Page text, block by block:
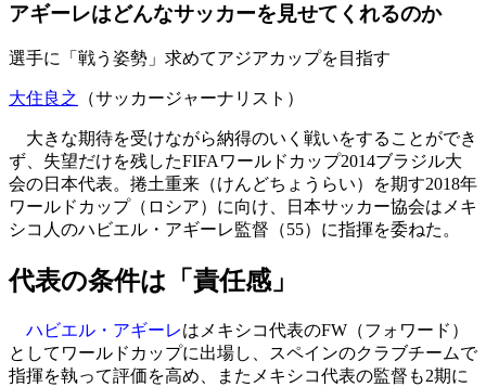
アギーレはどんなサッカーを見せてくれるのか
選手に「戦う姿勢」求めてアジアカップを目指す
大住良之 （サッカージャーナリスト）
大きな期待を受けながら納得のいく戦いをすることができ
ず、失望だけを残したFIFAワールドカップ2014ブラジル大
会の日本代表。捲土重来（けんどちょうらい）を期す2018年
ワールドカップ（ロシア）に向け、日本サッカー協会はメキ
シコ人のハビエル・アギーレ監督（55）に指揮を委ねた。
代表の条件は「責任感」
ハビエル・アギーレはメキシコ代表のFW（フォワード）
としてワールドカップに出場し、スペインのクラブチームで
指揮を執って評価を高め、またメキシコ代表の監督も2期に